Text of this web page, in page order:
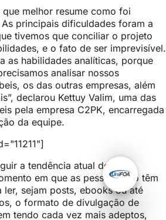
melhor resume como foi
principais dificuldades foram a
tivemos que conciliar o projeto
e o fato de ser imprevisível.
as habilidades analíticas, porque
analisar nossos
os das outras empresas, além
declarou Kettuy Valim, uma das
pela empresa C2PK, encarregada
da equipe.
a tendência atual de
em que as pessoas não têm
sejam posts, ebooks ou até
o formato de divulgação de
tendo cada vez mais adeptos,